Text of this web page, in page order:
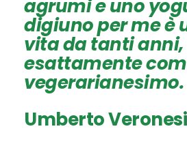
agrumi e uno
digiuno per me è
vita da tanti anni,
esattamente
vegerarianesimo.
Umberto Veronesi